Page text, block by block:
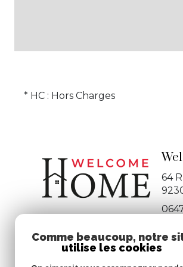
* HC : Hors Charges
64
Comme beaucoup, notre
utilise les cookies